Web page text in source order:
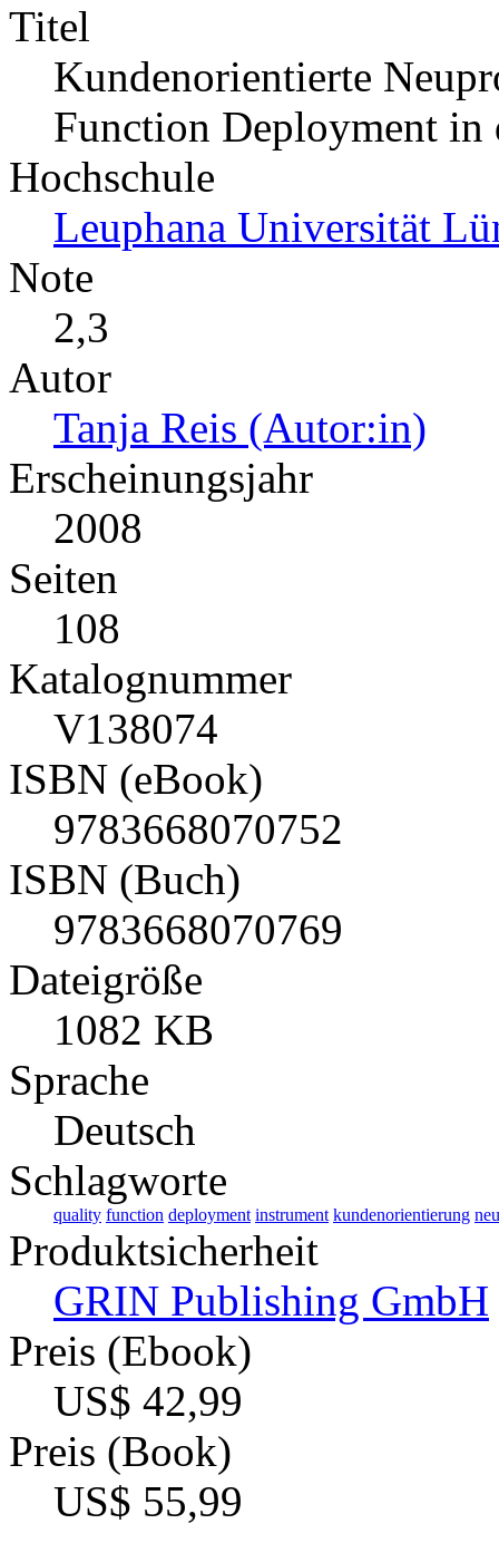
Titel
Kundenorientierte
Function Deployment in
Hochschule
Leuphana Universität
Note
2,3
Autor
Tanja Reis (Autor:in)
Erscheinungsjahr
2008
Seiten
108
Katalognummer
V138074
ISBN (eBook)
9783668070752
ISBN (Buch)
9783668070769
Dateigröße
1082 KB
Sprache
Deutsch
Schlagworte
quality function deployment instrument kundenorientierung
Produktsicherheit
GRIN Publishing GmbH
Preis (Ebook)
US$ 42,99
Preis (Book)
US$ 55,99